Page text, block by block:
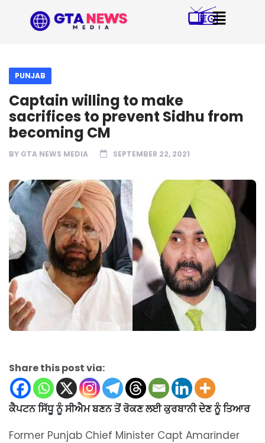
PUNJAB
Captain willing to make
sacrifices to prevent Sidhu from
becoming CM
BY GTA NEWS MEDIA SEPTEMBER 22, 2021
Share this post via:
ਕੈਪਟਨ ਸਿੱਧੂ ਨੂੰ ਸੀਐਮ ਬਣਨ ਤੋਂ ਰੋਕਣ ਲਈ ਕੁਰਬਾਨੀ ਦੇਣ ਨੂੰ ਤਿਆਰ
Former Punjab Chief Minister Capt Amarinder